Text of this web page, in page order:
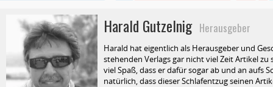
Harald GutzelnigHerausgeber
Harald hat eigentlich als Herausgeber und
stehenden Verlags gar nicht viel Zeit Artikel
viel Spaß, dass er dafür sogar ab und an aufs
natürlich, dass dieser Schlafentzug seinen